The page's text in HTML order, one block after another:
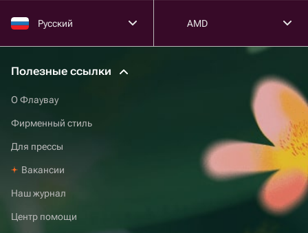
Русский AMD
Полезные ссылки
О Флаувау
Фирменный стиль
Для прессы
Вакансии
Наш журнал
Центр помощи